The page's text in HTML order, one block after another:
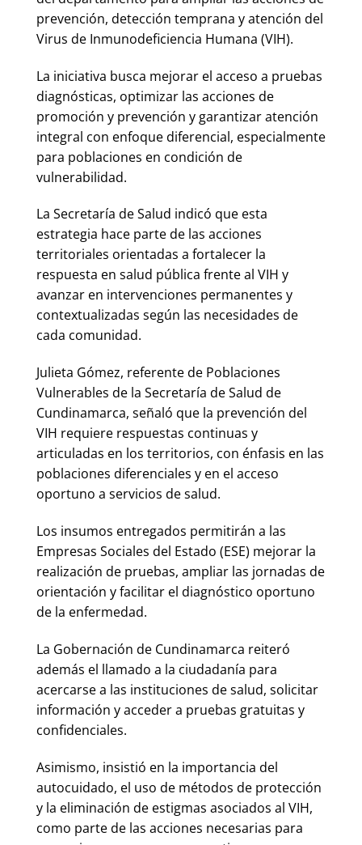
prevención, detección temprana y atención del
Virus de Inmunodeficiencia Humana (VIH).
La iniciativa busca mejorar el acceso a pruebas
diagnósticas, optimizar las acciones de
promoción y prevención y garantizar atención
integral con enfoque diferencial, especialmente
para poblaciones en condición de
vulnerabilidad.
La Secretaría de Salud indicó que esta
estrategia hace parte de las acciones
territoriales orientadas a fortalecer la
respuesta en salud pública frente al VIH y
avanzar en intervenciones permanentes y
contextualizadas según las necesidades de
cada comunidad.
Julieta Gómez, referente de Poblaciones
Vulnerables de la Secretaría de Salud de
Cundinamarca, señaló que la prevención del
VIH requiere respuestas continuas y
articuladas en los territorios, con énfasis en las
poblaciones diferenciales y en el acceso
oportuno a servicios de salud.
Los insumos entregados permitirán a las
Empresas Sociales del Estado (ESE) mejorar la
realización de pruebas, ampliar las jornadas de
orientación y facilitar el diagnóstico oportuno
de la enfermedad.
La Gobernación de Cundinamarca reiteró
además el llamado a la ciudadanía para
acercarse a las instituciones de salud, solicitar
información y acceder a pruebas gratuitas y
confidenciales.
Asimismo, insistió en la importancia del
autocuidado, el uso de métodos de protección
y la eliminación de estigmas asociados al VIH,
como parte de las acciones necesarias para